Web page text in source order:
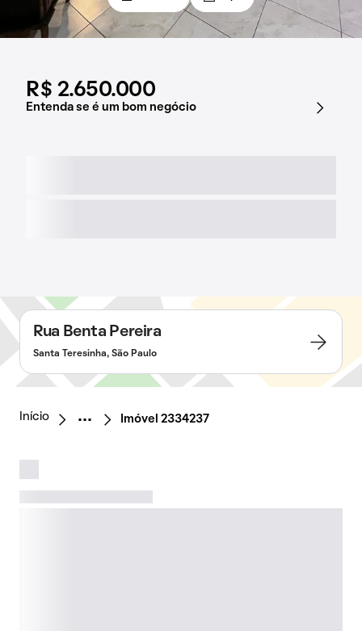
R$ 2.650.000
Entenda se é um bom negócio
Rua Benta Pereira
Santa Teresinha, São Paulo
Início Imóvel 2334237